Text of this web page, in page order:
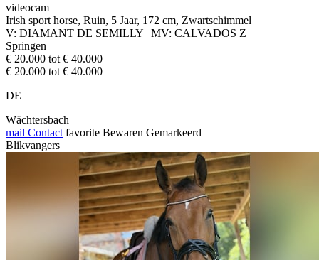
videocam
Irish sport horse, Ruin, 5 Jaar, 172 cm, Zwartschimmel
V: DIAMANT DE SEMILLY | MV: CALVADOS Z
Springen
€ 20.000 tot € 40.000
€ 20.000 tot € 40.000
DE
Wächtersbach
mail Contact favorite Bewaren Gemarkeerd
Blikvangers